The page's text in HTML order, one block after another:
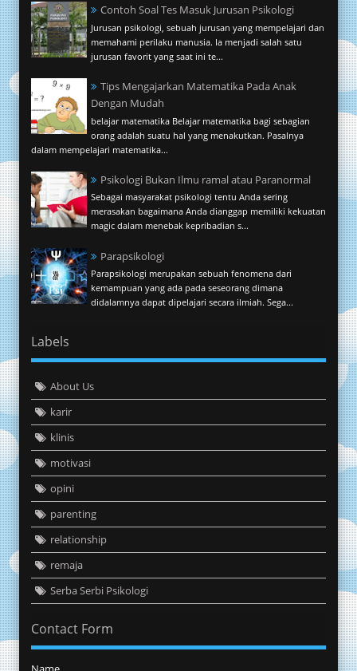
Contoh Soal Tes Masuk Jurusan Psikologi
Jurusan psikologi, sebuah jurusan yang mempelajari dan
memahami perilaku manusia. Ia menjadi salah satu
jurusan favorit yang saat ini te...
Tips Mengajarkan Matematika Pada Anak
Dengan Mudah
belajar matematika Belajar matematika bagi sebagian
orang adalah suatu hal yang menakutkan. Pasalnya
dalam mempelajari matematika...
Psikologi Bukan Ilmu ramal atau Paranormal
Sebagai masyarakat psikologi tentu Anda sering
merasakan bagaimana Anda dianggap memiliki kekuatan
magic dalam menebak kepribadian s...
Parapsikologi
Parapsikologi merupakan sebuah fenomena dari
kemampuan yang ada pada seseorang dimana
didalamnya dapat dipelajari secara ilmiah. Sega...
Labels
About Us
karir
klinis
motivasi
opini
parenting
relationship
remaja
Serba Serbi Psikologi
Contact Form